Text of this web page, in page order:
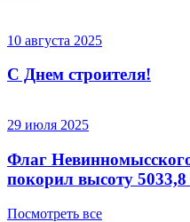
10 августа 2025
C Днем строителя!
29 июля 2025
Флаг
покорил высоту
Посмотреть все